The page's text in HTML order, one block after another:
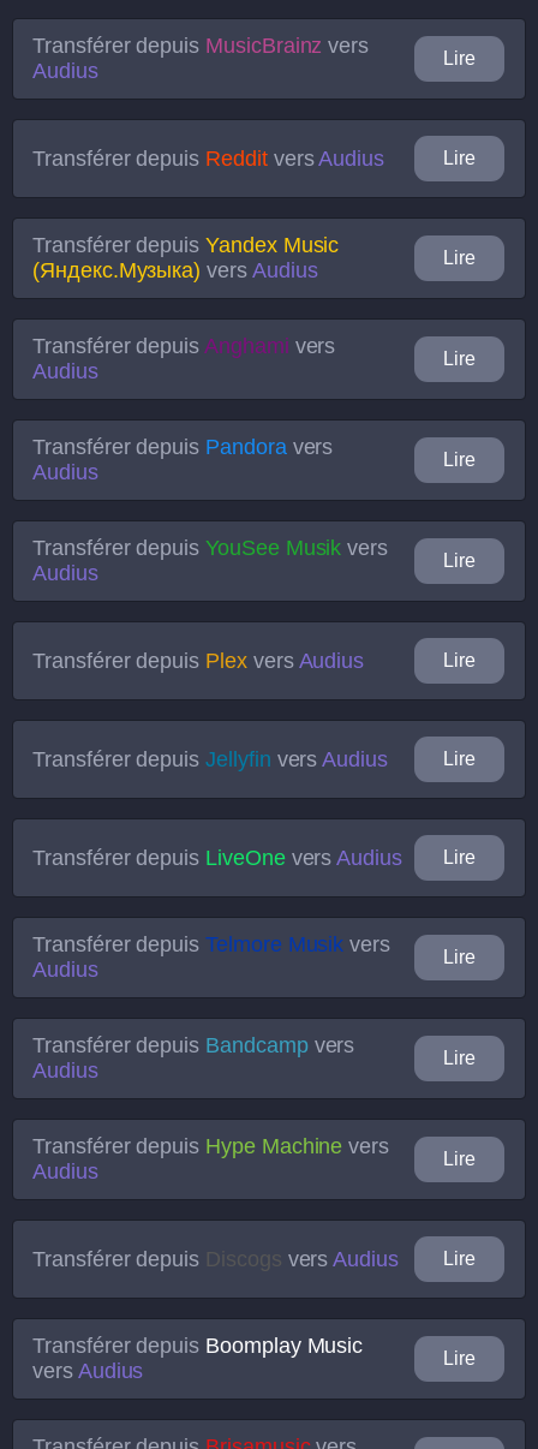
Transférer depuis MusicBrainz vers
Audius
Lire
Transférer depuis RedditversAudius Lire
Transférer depuisYandex Music
(Яндекс.Музыка) vers Audius
Lire
Transférer depuisAnghami vers
Audius
Lire
Transférer depuis Pandoravers
Audius
Lire
Transférer depuisYouSee Musik vers
Audius
Lire
Transférer depuis Plexvers Audius Lire
Transférer depuisJellyfin versAudius Lire
Transférer depuis LiveOneversAudius Lire
Transférer depuisTelmore Musik vers
Audius
Lire
Transférer depuis Bandcampvers
Audius
Lire
Transférer depuis Hype Machine vers
Audius
Lire
Transférer depuis Discogs versAudius Lire
Transférer depuis Boomplay Music
vers Audius
Lire